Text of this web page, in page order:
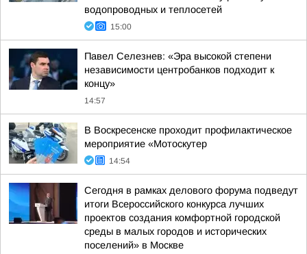
водопроводных и теплосетей
15:00
Павел Селезнев: «Эра высокой степени
независимости центробанков подходит к
концу»
14:57
В Воскресенске проходит профилактическое
мероприятие «Мотоскутер
14:54
Сегодня в рамках делового форума подведут
итоги Всероссийского конкурса лучших
проектов создания комфортной городской
среды в малых городов и исторических
поселений» в Москве